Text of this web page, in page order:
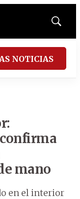
Mostrar
NOTICIAS
mano
en el interior